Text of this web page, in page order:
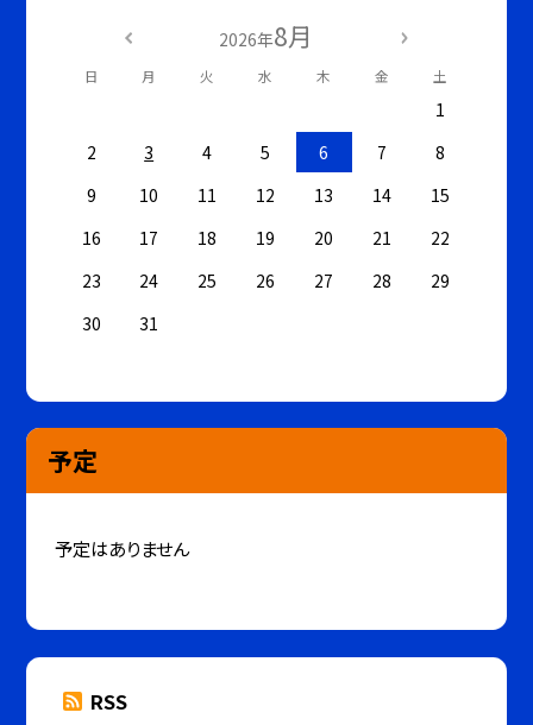
2026年8月
日 月 火 水 木 金 土
1
2
3 4 5 6 7
8
9
10 11 12 13 14
15
16
17 18 19 20 21
22
23
24 25 26 27 28
29
30
31
予定
予定はありません
RSS